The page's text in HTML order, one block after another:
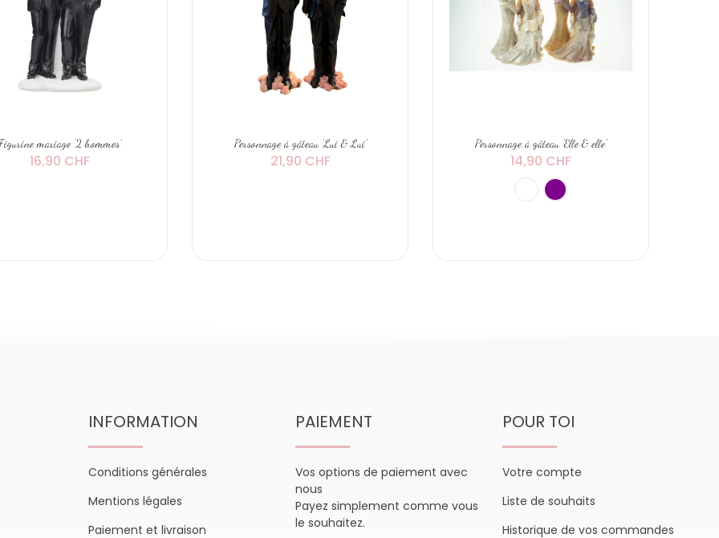
mariage '2 hommes'
16,90 CHF
Personnage à gâteau 'Lui & Lui'
21,90 CHF
Personnage à gâteau 'Elle & elle'
14,90 CHF
INFORMATION
Conditions générales
Mentions légales
Paiement et livraison
PAIEMENT
Vos options de paiement avec
nous
Payez simplement comme vous
le souhaitez.
POUR TOI
Votre compte
Liste de souhaits
Historique de vos commandes